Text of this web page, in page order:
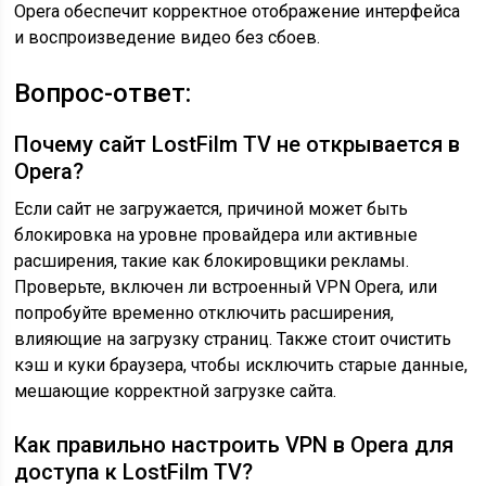
Opera обеспечит корректное отображение интерфейса
и воспроизведение видео без сбоев.
Вопрос-ответ:
Почему сайт LostFilm TV не открывается в
Opera?
Если сайт не загружается, причиной может быть
блокировка на уровне провайдера или активные
расширения, такие как блокировщики рекламы.
Проверьте, включен ли встроенный VPN Opera, или
попробуйте временно отключить расширения,
влияющие на загрузку страниц. Также стоит очистить
кэш и куки браузера, чтобы исключить старые данные,
мешающие корректной загрузке сайта.
Как правильно настроить VPN в Opera для
доступа к LostFilm TV?